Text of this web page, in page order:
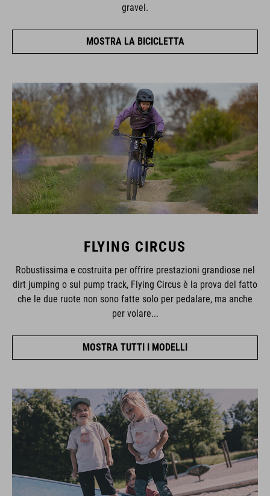
gravel.
MOSTRA LA BICICLETTA
FLYING CIRCUS
Robustissima e costruita per offrire prestazioni grandiose nel
dirt jumping o sul pump track, Flying Circus è la prova del fatto
che le due ruote non sono fatte solo per pedalare, ma anche
per volare...
MOSTRA TUTTI I MODELLI